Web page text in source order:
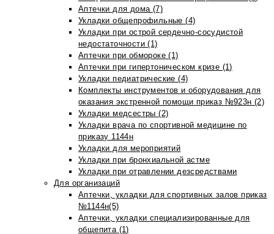
Аптечки для дома (7)
Укладки общепрофильные (4)
Укладки при острой сердечно-сосудистой
недостаточности (1)
Аптечки при обмороке (1)
Аптечки при гипертоническом кризе (1)
Укладки педиатрические (4)
Комплекты инструментов и оборудования для
оказания экстренной помощи приказ №923н (2)
Укладки медсестры (2)
Укладки врача по спортивной медицине по
приказу 1144н
Укладки для мероприятий
Укладки при бронхиальной астме
Укладки при отравлении дезсредствами
Для организаций
Аптечки, укладки для спортивных залов приказ
№1144н(5)
Аптечки, укладки специализированные для
общепита (1)